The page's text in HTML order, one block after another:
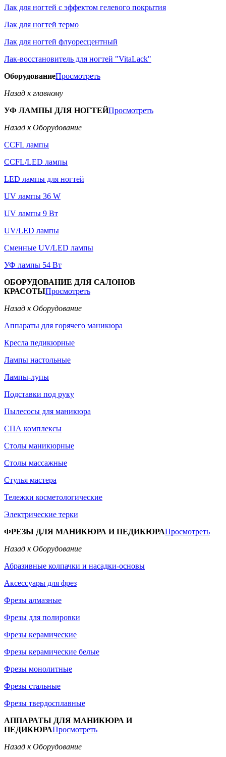
Лак для ногтей с эффектом гелевого покрытия
Лак для ногтей термо
Лак для ногтей флуоресцентный
Лак-восстановитель для ногтей "VitaLack"
ОборудованиеПросмотреть
Назад к главному
УФ ЛАМПЫ ДЛЯ НОГТЕЙПросмотреть
Назад к Оборудование
CCFL лампы
CCFL/LED лампы
LED лампы для ногтей
UV лампы 36 W
UV лампы 9 Вт
UV/LED лампы
Сменные UV/LED лампы
УФ лампы 54 Вт
ОБОРУДОВАНИЕ ДЛЯ САЛОНОВ
КРАСОТЫПросмотреть
Назад к Оборудование
Аппараты для горячего маникюра
Кресла педикюрные
Лампы настольные
Лампы-лупы
Подставки под руку
Пылесосы для маникюра
СПА комплексы
Столы маникюрные
Столы массажные
Стулья мастера
Тележки косметологические
Электрические терки
ФРЕЗЫ ДЛЯ МАНИКЮРА И ПЕДИКЮРАПросмотреть
Назад к Оборудование
Абразивные колпачки и насадки-основы
Аксессуары для фрез
Фрезы алмазные
Фрезы для полировки
Фрезы керамические
Фрезы керамические белые
Фрезы монолитные
Фрезы стальные
Фрезы твердосплавные
АППАРАТЫ ДЛЯ МАНИКЮРА И
ПЕДИКЮРАПросмотреть
Назад к Оборудование